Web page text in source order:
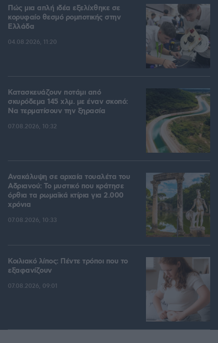
Πώς μια απλή ιδέα εξελίχθηκε σε
κορυφαίο θεσμό ρομποτικής στην
Ελλάδα
04.08.2026, 11:20
Κατασκευάζουν ποτάμι από
σκυρόδεμα 145 χλμ. με έναν σκοπό:
Να τερματίσουν την ξηρασία
07.08.2026, 10:32
Ανακάλυψη σε αρχαία τουαλέτα του
Αδριανού: Το μυστικό που κράτησε
όρθια τα ρωμαϊκά κτίρια για 2.000
χρόνια
07.08.2026, 10:33
Κοιλιακό λίπος: Πέντε τρόποι που το
εξαφανίζουν
07.08.2026, 09:01